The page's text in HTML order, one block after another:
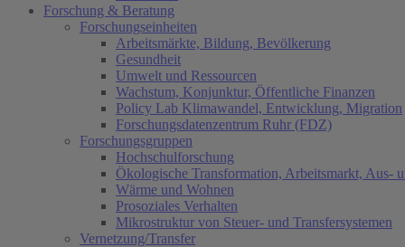
Forschung & Beratung
Forschungseinheiten
Arbeitsmärkte, Bildung, Bevölkerung
Gesundheit
Umwelt und Ressourcen
Wachstum, Konjunktur, Öffentliche Finanzen
Policy Lab Klimawandel, Entwicklung, Migration
Forschungsdatenzentrum Ruhr (FDZ)
Forschungsgruppen
Hochschulforschung
Ökologische Transformation, Arbeitsmarkt, Aus-
Wärme und Wohnen
Prosoziales Verhalten
Mikrostruktur von Steuer- und Transfersystemen
Vernetzung/Transfer